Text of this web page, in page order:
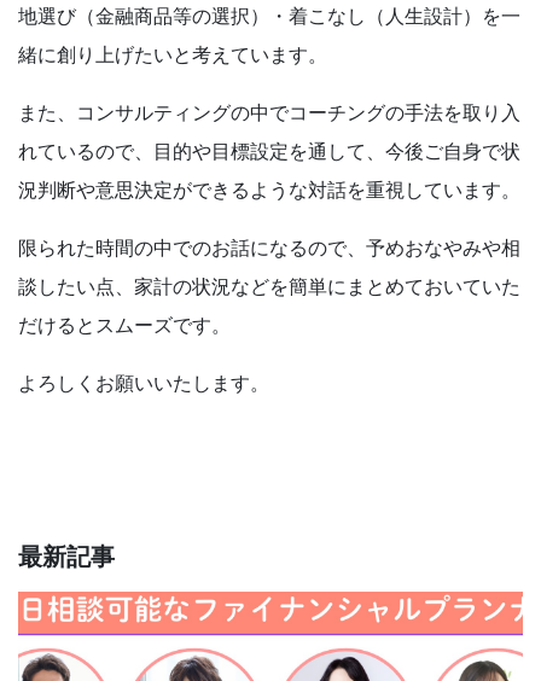
地選び（金融商品等の選択）・着こなし（人生設計）を一
緒に創り上げたいと考えています。
また、コンサルティングの中でコーチングの手法を取り入
れているので、目的や目標設定を通して、今後ご自身で状
況判断や意思決定ができるような対話を重視しています。
限られた時間の中でのお話になるので、予めおなやみや相
談したい点、家計の状況などを簡単にまとめておいていた
だけるとスムーズです。
よろしくお願いいたします。
最新記事